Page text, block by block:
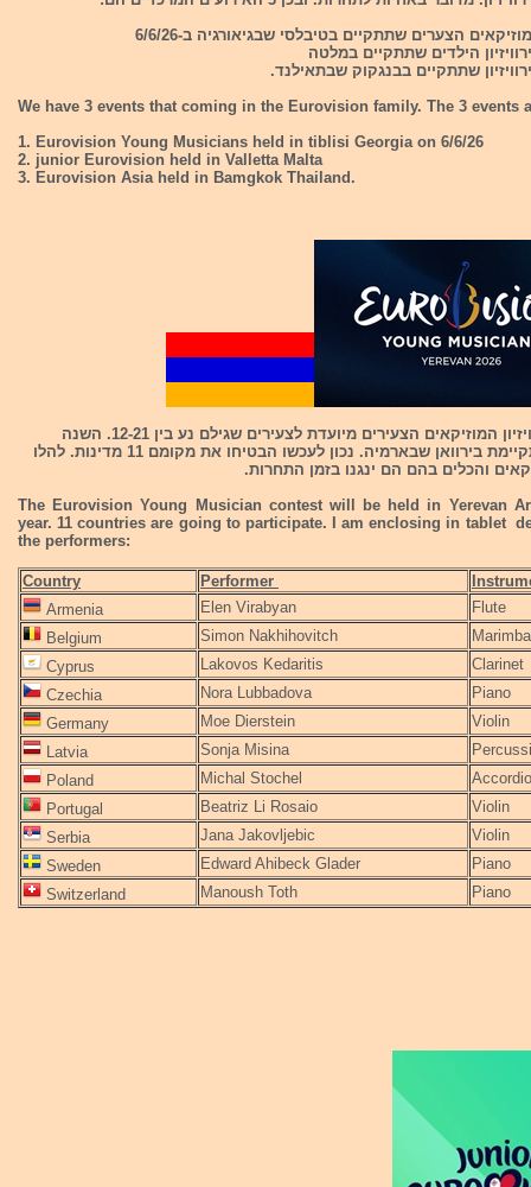
We have 3 events that coming in the Eurovision family. The 3 events
1. Eurovision Young Musicians held in tiblisi Georgia on 6/6/26
2. junior Eurovision held in Valletta Malta
3. Eurovision Asia held in Bamgkok Thailand.
תחרות אירוויזיון המוזיקאים הצעירים מיועדת לצעירים שגילם נע בין 12-21. השנה
התחרות מתקיימת בירוואן שבארמיה. נכון לעכשו הבטיחו את מקומם 11 מדינות. להלו
והכלים בהם הם ינגנו בזמן התחרות.
The Eurovision Young Musician contest will be held in Yerevan
year. 11 countries are going to participate. I am enclosing in tablet
the performers:
Country Performer
Armenia
Elen Virabyan
Flute
Belgium
Simon Nakhihovitch
Marimba
Cyprus
Lakovos Kedaritis
Clarinet
Czechia
Nora Lubbadova
Piano
Germany
Moe Dierstein
Violin
Latvia
Sonja Misina
Poland
Michal Stochel
Portugal
Beatriz Li Rosaio
Violin
Serbia
Jana Jakovljebic
Violin
Sweden
Edward Ahibeck Glader
Piano
Switzerland
Manoush Toth Piano